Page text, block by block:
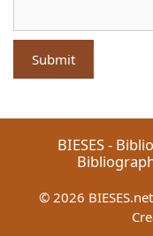
BIESES -
© 2026